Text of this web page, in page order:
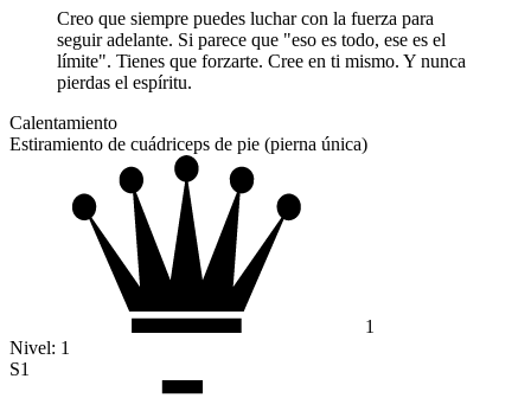
Creo que siempre puedes luchar con la fuerza para
seguir adelante. Si parece que "eso es todo, ese es el
límite". Tienes que forzarte. Cree en ti mismo. Y nunca
pierdas el espíritu.
Calentamiento
Estiramiento de cuádriceps de pie (pierna única)
1
Nivel: 1
S1